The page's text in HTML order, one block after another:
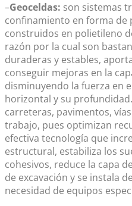
–Geoceldas: son sistemas
confinamiento en forma de
construidos en polietileno
razón por la cual son
duraderas y estables,
conseguir mejoras en la
disminuyendo la fuerza en
horizontal y su
carreteras, pavimentos,
trabajo, pues optimizan
efectiva tecnología que
estructural, estabiliza los
cohesivos, reduce la capa
de excavación y se instala
necesidad de equipos